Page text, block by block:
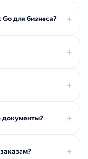
для бизнеса?
документы?